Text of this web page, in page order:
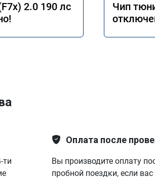
2.0 190 лс
Чип
ти
Оплата после
Вы производите оплату
пробной поездки, если вас